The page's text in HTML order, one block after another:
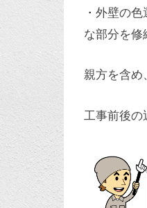
・外壁の
な部分を修
親方を含め
工事前後の